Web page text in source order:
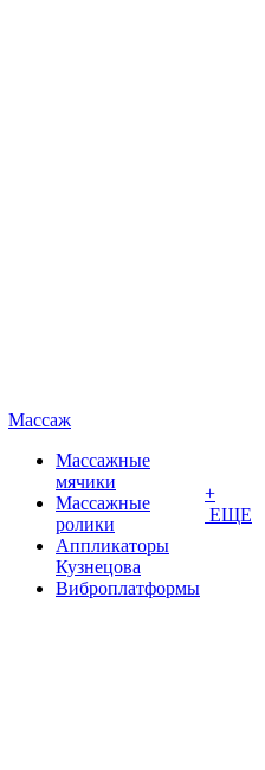
Массаж
Массажные
мячики
Массажные
ролики
Аппликаторы
Кузнецова
Виброплатформы
+
ЕЩЕ